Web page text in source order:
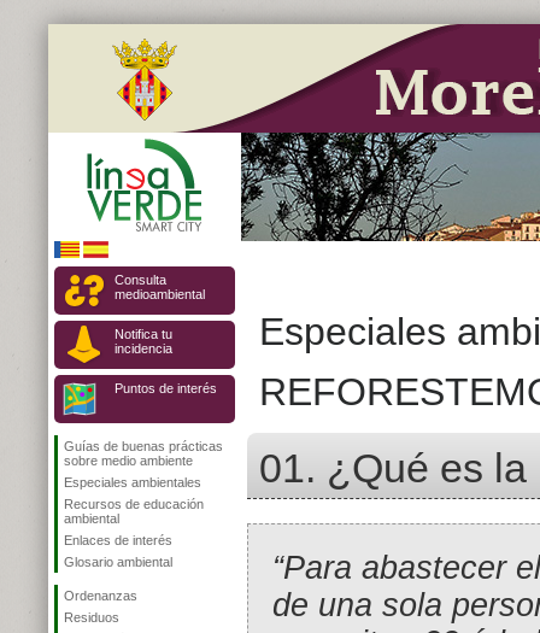
Consulta
medioambiental
Notifica tu
incidencia
Puntos de interés
Guías de buenas prácticas
sobre medio ambiente
Especiales ambientales
Recursos de educación
ambiental
Enlaces de interés
Glosario ambiental
Ordenanzas
Residuos
Especiales
01. ¿Qué es
“Para abastecer
de una sola